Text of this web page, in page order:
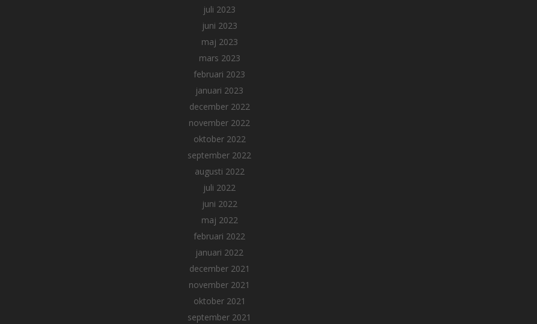
juli 2023
juni 2023
maj 2023
mars 2023
februari 2023
januari 2023
december 2022
november 2022
oktober 2022
september 2022
augusti 2022
juli 2022
juni 2022
maj 2022
februari 2022
januari 2022
december 2021
november 2021
oktober 2021
september 2021